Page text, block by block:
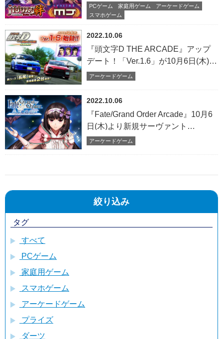
PCゲーム 家庭用ゲーム
アーケードゲーム
スマホゲーム
絆』がコラボ！全国大会“バジリスク
～甲賀忍法帖～絆CUP”開催
2022.10.06
アーケードゲーム
『頭文字D THE ARCADE』アップ
デート！「Ver.1.6」が10月6日(木)よ
り全国稼働開始！
2022.10.06
アーケードゲーム
『Fate/Grand Order Arcade』10月6
日(木)より新規サーヴァント
「★5(SSR)刑部姫(アサシン)」実装
Arcade ハロウィンキャンペーン
絞り込み
タグ
すべて
PCゲーム
家庭用ゲーム
スマホゲーム
アーケードゲーム
プライズ
ダーツ